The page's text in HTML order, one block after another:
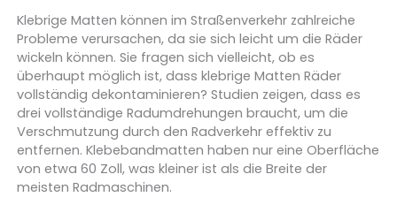
Klebrige Matten können im Straßenverkehr zahlreiche
Probleme verursachen, da sie sich leicht um die Räder
wickeln können. Sie fragen sich vielleicht, ob es
überhaupt möglich ist, dass klebrige Matten Räder
vollständig dekontaminieren? Studien zeigen, dass es
drei vollständige Radumdrehungen braucht, um die
Verschmutzung durch den Radverkehr effektiv zu
entfernen. Klebebandmatten haben nur eine Oberfläche
von etwa 60 Zoll, was kleiner ist als die Breite der
meisten Radmaschinen.